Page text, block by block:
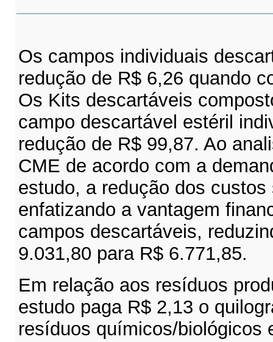
Os campos individuais
redução de R$ 6,26 quando
Os Kits descartáveis
campo descartável estéril
redução de R$ 99,87. Ao
CME de acordo com a
estudo, a redução dos
enfatizando a vantagem
campos descartáveis,
9.031,80 para R$ 6.771,85.
Em relação aos resíduos
estudo paga R$ 2,13 o
resíduos químicos/biológicos